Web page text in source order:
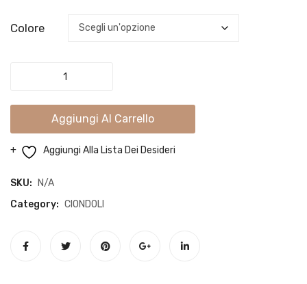
Colore
Metallo
SmaltatoAggiungi Al Carrello
Aggiungi Alla Lista Dei Desideri
SKU: N/A
Category: CIONDOLI